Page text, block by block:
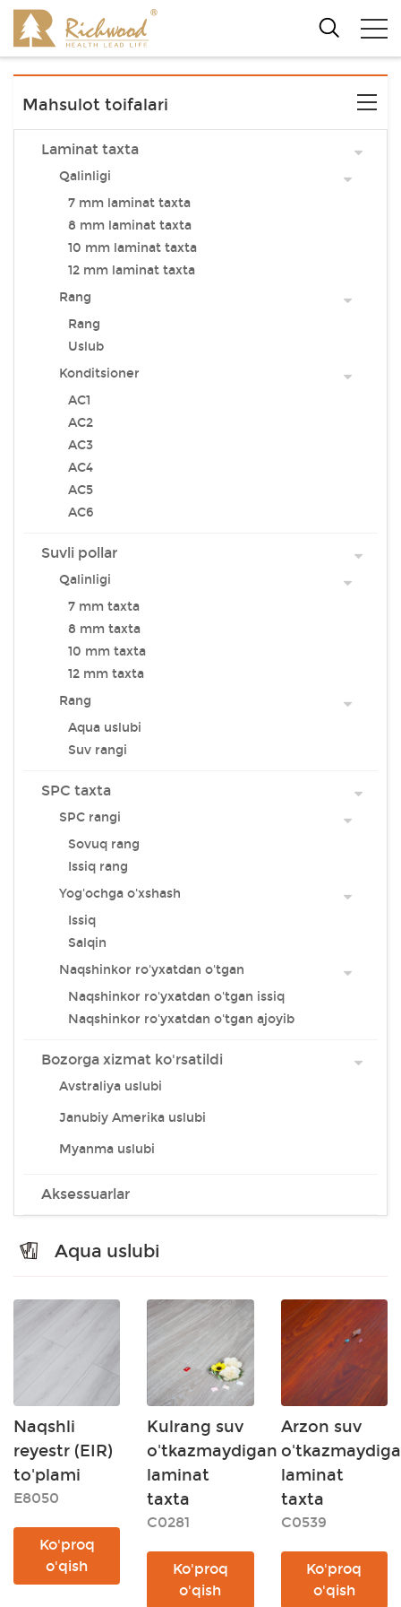
Mahsulot toifalari
Laminat taxta
Qalinligi
7 mm laminat taxta
8 mm laminat taxta
10 mm laminat taxta
12 mm laminat taxta
Rang
Rang
Uslub
Konditsioner
AC1
AC2
AC3
AC4
AC5
AC6
Suvli pollar
Qalinligi
7 mm taxta
8 mm taxta
10 mm taxta
12 mm taxta
Rang
Aqua uslubi
Suv rangi
SPC taxta
SPC rangi
Sovuq rang
Issiq rang
Yog'ochga o'xshash
Issiq
Salqin
Naqshinkor ro'yxatdan o'tgan
Naqshinkor ro'yxatdan o'tgan issiq
Naqshinkor ro'yxatdan o'tgan ajoyib
Bozorga xizmat ko'rsatildi
Avstraliya uslubi
Janubiy Amerika uslubi
Myanma uslubi
Aksessuarlar
Aqua uslubi
Naqshli
reyestr (EIR)
to'plami
E8050
Ko'proq
o'qish
Kulrang suv
o'tkazmaydigan
laminat
taxta
C0281
Ko'proq
o'qish
Arzon suv
laminat
taxta
C0539
Ko'proq
o'qish